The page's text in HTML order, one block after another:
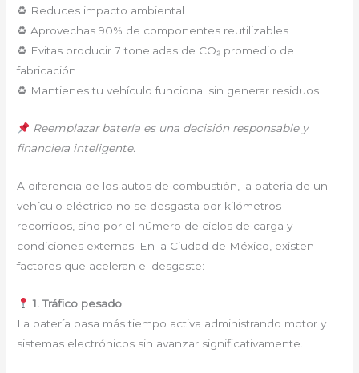
♻ Reduces impacto ambiental
♻ Aprovechas 90% de componentes reutilizables
♻ Evitas producir 7 toneladas de CO₂ promedio de
fabricación
♻ Mantienes tu vehículo funcional sin generar residuos
Reemplazar batería es una decisión responsable y
financiera inteligente.
A diferencia de los autos de combustión, la batería de un
vehículo eléctrico no se desgasta por kilómetros
recorridos, sino por el número de ciclos de carga y
condiciones externas. En la Ciudad de México, existen
factores que aceleran el desgaste:
1. Tráfico pesado
La batería pasa más tiempo activa administrando motor y
sistemas electrónicos sin avanzar significativamente.